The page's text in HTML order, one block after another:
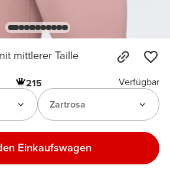
mittlerer Taille
215
Verfügbar
Zartrosa
Einkaufswagen